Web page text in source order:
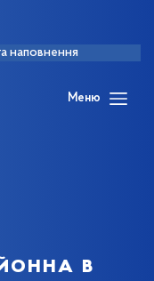
наповнення
Меню
в